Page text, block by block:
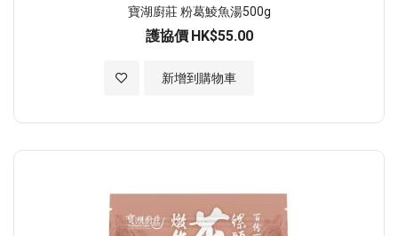
寶湖廚莊 粉葛鯪魚湯500g
護協價 HK$55.00
新增到購物車
加入至願望清單